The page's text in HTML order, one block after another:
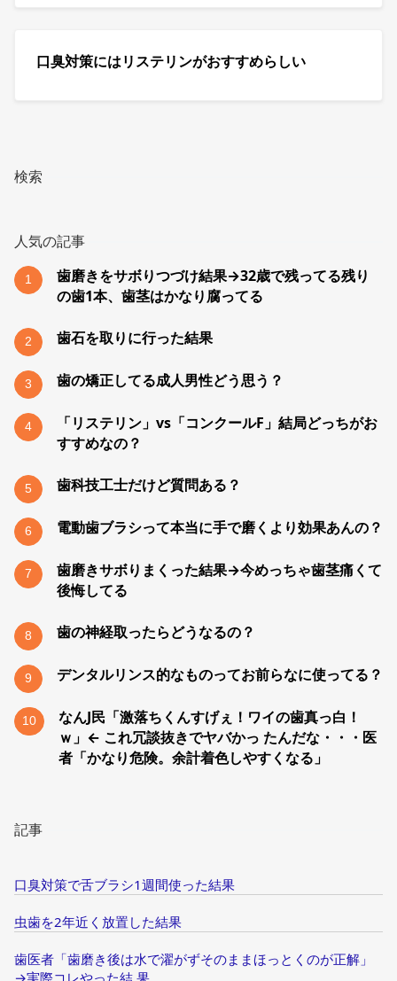
口臭対策にはリステリンがおすすめらしい
検索
人気の記事
1
歯磨きをサボりつづけ結果→32歳で残ってる残り
の歯1本、歯茎はかなり腐ってる
2 歯石を取りに行った結果
3 歯の矯正してる成人男性どう思う？
4
「リステリン」vs「コンクールF」結局どっちがお
すすめなの？
5 歯科技工士だけど質問ある？
6 電動歯ブラシって本当に手で磨くより効果あんの？
7
歯磨きサボりまくった結果→今めっちゃ歯茎痛くて
後悔してる
8 歯の神経取ったらどうなるの？
9 デンタルリンス的なものってお前らなに使ってる？
10
なんJ民「激落ちくんすげぇ！ワイの歯真っ白！
ｗ」← これ冗談抜きでヤバかっ たんだな・・・医
者「かなり危険。余計着色しやすくなる」
記事
口臭対策で舌ブラシ1週間使った結果
虫歯を2年近く放置した結果
歯医者「歯磨き後は水で濯がずそのままほっとくのが正解」
→実際コレやった結 果